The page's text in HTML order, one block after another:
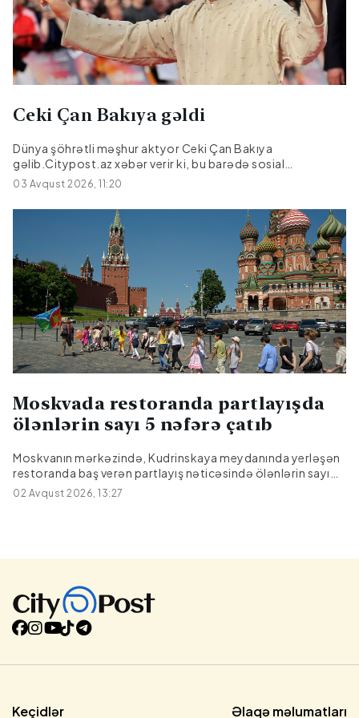
Ceki Çan Bakıya gəldi
Dünya şöhrətli məşhur aktyor Ceki Çan Bakıya
gəlib.Citypost.az xəbər verir ki, bu barədə sosial
şəbəkələrdə məlumat yayılıb.O, Bakıya film çəkilişi üçün
gəlib.|Kult.az
03 Avqust 2026, 11:20
Moskvada restoranda partlayışda
ölənlərin sayı 5 nəfərə çatıb
Moskvanın mərkəzində, Kudrinskaya meydanında yerləşən
restoranda baş verən partlayış nəticəsində ölənlərin sayı
beşə çatıb.Bu barədə REN TV məlumat yayıbBildirilib ki, iki
nəfər xəstəxanada ölüb. Altı nəfərdən çox yaralının
02 Avqust 2026, 13:27
Keçidlər Əlaqə məlumatları